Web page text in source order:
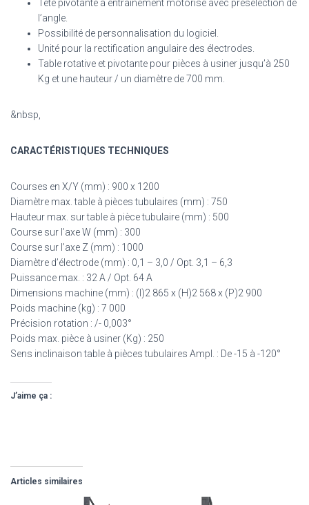
Tête pivotante à entraînement motorisé avec présélection de
l’angle.
Possibilité de personnalisation du logiciel.
Unité pour la rectification angulaire des électrodes.
Table rotative et pivotante pour pièces à usiner jusqu’à 250
Kg et une hauteur / un diamètre de 700 mm.
&nbsp,
CARACTÉRISTIQUES TECHNIQUES
Courses en X/Y (mm) : 900 x 1200
Diamètre max. table à pièces tubulaires (mm) : 750
Hauteur max. sur table à pièce tubulaire (mm) : 500
Course sur l’axe W (mm) : 300
Course sur l’axe Z (mm) : 1000
Diamètre d’électrode (mm) : 0,1 – 3,0 / Opt. 3,1 – 6,3
Puissance max. : 32 A / Opt. 64 A
Dimensions machine (mm) : (l)2 865 x (H)2 568 x (P)2 900
Poids machine (kg) : 7 000
Précision rotation : /- 0,003°
Poids max. pièce à usiner (Kg) : 250
Sens inclinaison table à pièces tubulaires Ampl. : De -15 à -120°
J’aime ça :
Articles similaires